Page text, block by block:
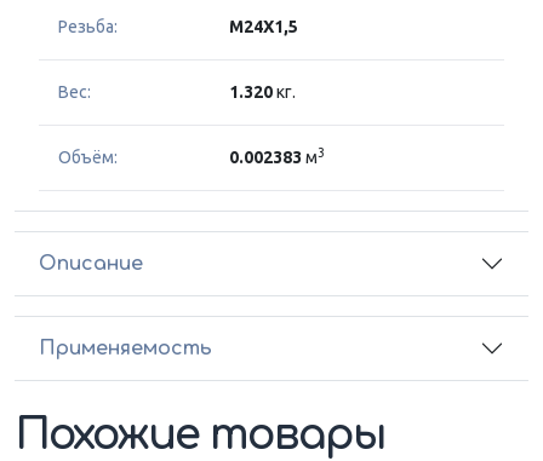
Резьба: M24X1,5
Вес: 1.320кг.
Объём: 0.002383 м3
Описание
Применяемость
Похожие товары